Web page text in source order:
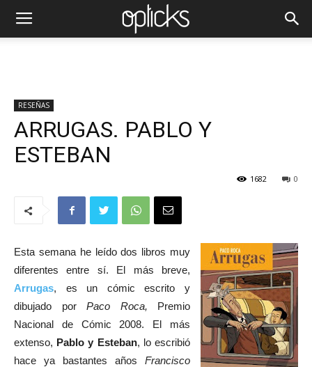
RESEÑAS
ARRUGAS. PABLO Y
ESTEBAN
0
1682
Esta semana he leído dos libros muy
diferentes entre sí. El más breve,
Arrugas, es un cómic escrito y
dibujado por Paco Roca, Premio
Nacional de Cómic 2008. El más
extenso, Pablo y Esteban, lo escribió
hace ya bastantes años Francisco